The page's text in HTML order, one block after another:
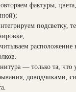
фактуры,
подсветку,
расположение
— только та, что
доводчиками,